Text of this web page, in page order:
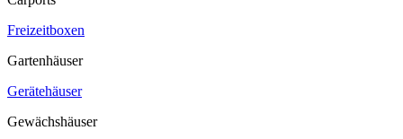
Freizeitboxen
Gartenhäuser
Gerätehäuser
Gewächshäuser